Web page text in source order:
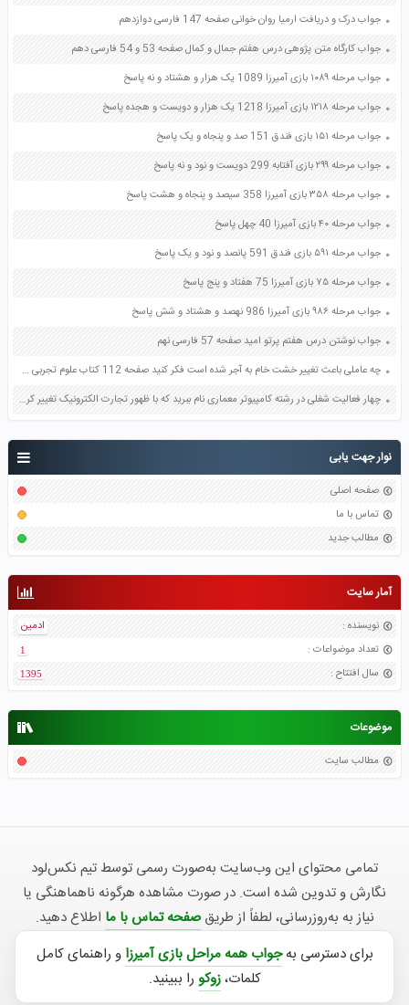
نوار جهت یابی
صفحه اصلی
تماس با ما
مطالب جدید
آمار سایت
نویسنده :
ادمین
تعداد موضواعات :
1
سال افتتاح :
1395
موضوعات
مطالب سایت
جواب درک و دریافت ارمیا روان خوانی صفحه 147 فارسی دوازدهم
جواب کارگاه متن پژوهی درس هفتم جمال و کمال صفحه 53 و 54 فارسی دهم
جواب مرحله ۱۰۸۹ بازی آمیرزا 1089 یک هزار و هشتاد و نه پاسخ
جواب مرحله ۱۲۱۸ بازی آمیرزا 1218 یک هزار و دویست و هجده پاسخ
جواب مرحله ۱۵۱ بازی فندق 151 صد و پنجاه و یک پاسخ
جواب مرحله ۲۹۹ بازی آفتابه 299 دویست و نود و نه پاسخ
جواب مرحله ۳۵۸ بازی آمیرزا 358 سیصد و پنجاه و هشت پاسخ
جواب مرحله ۴۰ بازی آمیرزا 40 چهل پاسخ
جواب مرحله ۵۹۱ بازی فندق 591 پانصد و نود و یک پاسخ
جواب مرحله ۷۵ بازی آمیرزا 75 هفتاد و پنج پاسخ
جواب مرحله ۹۸۶ بازی آمیرزا 986 نهصد و هشتاد و شش پاسخ
جواب نوشتن درس هفتم پرتو امید صفحه 57 فارسی نهم
چه عاملی باعث تغییر خشت خام به آجر شده است فکر کنید صفحه 112 کتاب علوم تجربی هشتم
چهار فعالیت شغلی در رشته کامپیوتر معماری نام ببرید که با ظهور تجارت الکترونیک تغییر کرده اند صفحه 46 کاربرد فناوری های نوین یازدهم
تمامی محتوای این وب‌سایت به‌صورت رسمی توسط تیم نکس‌لود
نگارش و تدوین شده است. در صورت مشاهده هرگونه ناهماهنگی یا
نیاز به به‌روزرسانی، لطفاً از طریقصفحه تماس با ما اطلاع دهید.
برای دسترسی به جواب همه مراحل بازی آمیرزا و راهنمای کامل
کلمات،زوکو را ببینید.